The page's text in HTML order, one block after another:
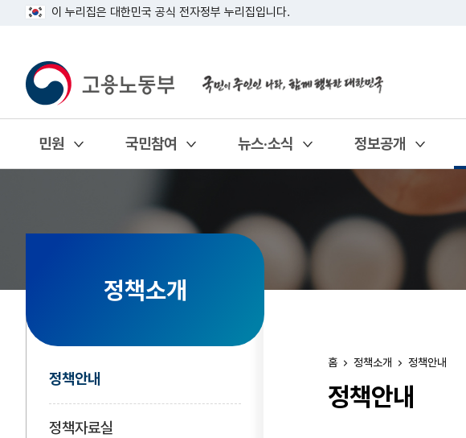
이 누리집은 대한민국 공식 전자정부 누리집입니다.
민원
열기
국민참여
열기
뉴스·소식
열기
정보공개
열기
정책소개
정책안내
정책자료실
정책안내
홈 정책소개 정책안내